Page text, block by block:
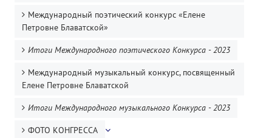
Международный поэтический конкурс «Елене
Петровне Блаватской»
Итоги Международного поэтического Конкурса - 2023
Международный музыкальный конкурс, посвященный
Елене Петровне Блаватской
Итоги Международного музыкального Конкурса - 2023
ФОТО КОНГРЕССА